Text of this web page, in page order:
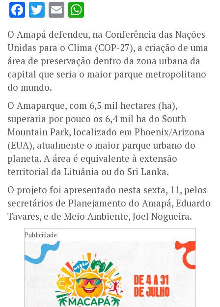
Facebook
Twitter
Email
O Amapá defendeu, na Conferência das Nações
Unidas para o Clima (COP-27), a criação de uma
área de preservação dentro da zona urbana da
capital que seria o maior parque metropolitano
do mundo.
O Amaparque, com 6,5 mil hectares (ha),
superaria por pouco os 6,4 mil ha do South
Mountain Park, localizado em Phoenix/Arizona
(EUA), atualmente o maior parque urbano do
planeta. A área é equivalente à extensão
territorial da Lituânia ou do Sri Lanka.
O projeto foi apresentado nesta sexta, 11, pelos
secretários de Planejamento do Amapá, Eduardo
Tavares, e de Meio Ambiente, Joel Nogueira.
Publicidade